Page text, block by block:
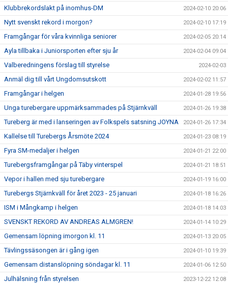
Klubbrekordslakt på inomhus-DM 2024-02-10 20:06
Nytt svenskt rekord i morgon? 2024-02-10 17:19
Framgångar för våra kvinnliga seniorer 2024-02-05 20:14
Ayla tillbaka i Juniorsporten efter sju år 2024-02-04 09:04
Valberedningens förslag till styrelse 2024-02-03
Anmäl dig till vårt Ungdomsutskott 2024-02-02 11:57
Framgångar i helgen 2024-01-28 19:56
Unga turebergare uppmärksammades på Stjärnkväll 2024-01-26 19:38
Tureberg är med i lanseringen av Folkspels satsning JOYNA 2024-01-26 17:34
Kallelse till Turebergs Årsmöte 2024 2024-01-23 08:19
Fyra SM-medaljer i helgen 2024-01-21 22:00
Turebergsframgångar på Täby vinterspel 2024-01-21 18:51
Vepor i hallen med sju turebergare 2024-01-19 16:00
Turebergs Stjärnkväll för året 2023 - 25 januari 2024-01-18 16:26
ISM i Mångkamp i helgen 2024-01-18 14:03
SVENSKT REKORD AV ANDREAS ALMGREN! 2024-01-14 10:29
Gemensam löpning imorgon kl. 11 2024-01-13 20:05
Tävlingssäsongen är i gång igen 2024-01-10 19:39
Gemensam distanslöpning söndagar kl. 11 2024-01-06 12:50
Julhälsning från styrelsen 2023-12-22 12:08